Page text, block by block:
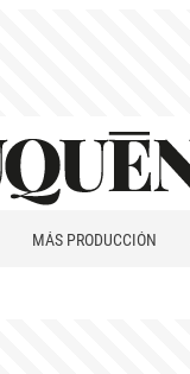
MÁS PRODUCCIÓN